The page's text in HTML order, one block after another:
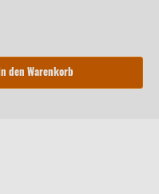
In den Warenkorb